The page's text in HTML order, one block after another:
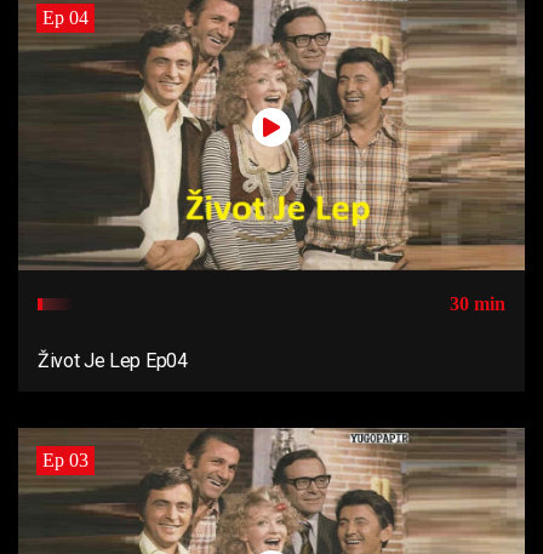
Ep 04
30 min
Život Je Lep Ep04
Ep 03